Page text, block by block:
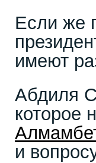
Если же
имеют
Абдиля
которое
и